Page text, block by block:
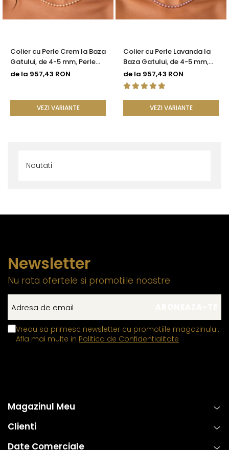
Colier cu Perle Crem la Baza
Gatului, de 4-5 mm, Perle
Rare, Calitate AAA+, Aur 14K
de la 957,43 RON
VEZI VARIANTE
Colier cu Perle Lavanda la
Baza Gatului, de 4-5 mm,
Perle Rare, Calitate AAA+,
Aur 14K | KASKADDA®
de la 957,43 RON
VEZI VARIANTE
Noutati
Newsletter
Nu rata ofertele si promotiile noastre
Vreau sa primesc newsletter cu promotiile magazinului.
Afla mai multe in Politica de Confidentialitate
Magazinul Meu
Clienti
Date Comerciale